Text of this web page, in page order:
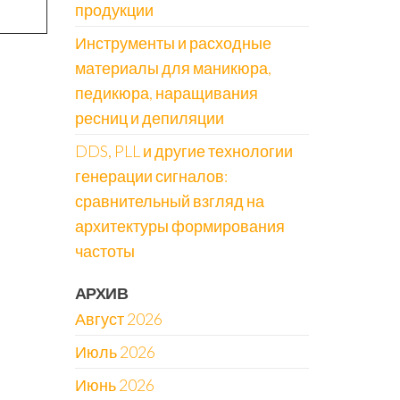
продукции
Инструменты и расходные
материалы для маникюра,
педикюра, наращивания
ресниц и депиляции
DDS, PLL и другие технологии
генерации сигналов:
сравнительный взгляд на
архитектуры формирования
частоты
АРХИВ
Август 2026
Июль 2026
Июнь 2026